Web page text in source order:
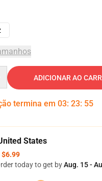
ADICIONAR AO
termina em 03: 23: 54
States
$6.99
today to get byAug. 15 -